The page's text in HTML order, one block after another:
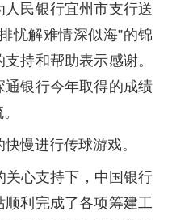
民银行宜州市支行送
忧解难情深似海”的锦
持和帮助表示感谢。
银行今年取得的成绩
慢进行传球游戏。
关心支持下，中国银行
利完成了各项筹建工